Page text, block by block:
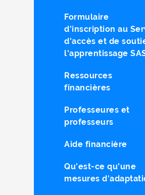
Formulaire
d'inscription au
d'accès et de
l'apprentissage
Ressources
financières
Professeures et
professeurs
Aide financière
Qu'est-ce qu'une
mesures